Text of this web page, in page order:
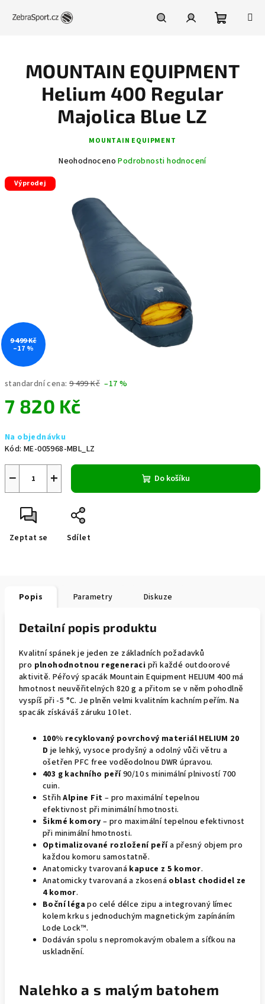
košík
standardní cena: 9 499 Kč –17 %
7 820 Kč
cena:
Na objednávku
Kód: ME-005968-MBL_LZ
+
− Do košíku
Zeptat se Sdílet
MOUNTAIN EQUIPMENT
Helium 400 Regular
Majolica Blue LZ
MOUNTAIN EQUIPMENT
Průměrné
hvězdiček.
Neohodnoceno Podrobnosti hodnocení
Výprodej
9 499 Kč
–17 %
Popis Parametry Diskuze
Detailní popis produktu
Kvalitní spánek je jeden ze základních požadavků
pro plnohodnotnou regeneraci při každé outdoorové
aktivitě. Péřový spacák Mountain Equipment HELIUM 400 má
hmotnost neuvěřitelných 820 g a přitom se v něm pohodlně
vyspíš při -5 °C. Je plněn velmi kvalitním kachním peřím. Na
spacák získáváš záruku 10 let.
100% recyklovaný povrchový materiál HELIUM 20
D je lehký, vysoce prodyšný a odolný vůči větru a
ošetřen PFC free voděodolnou DWR úpravou.
403 g kachního peří90/10 s minimální plnivostí 700
cuin.
StřihAlpine Fit – pro maximální tepelnou
efektivnost při minimální hmotnosti.
Šikmé komory – pro maximální tepelnou efektivnost
při minimální hmotnosti.
Optimalizované rozložení peřía přesný objem pro
každou komoru samostatně.
Anatomicky tvarovaná kapuce z 5 komor.
Anatomicky tvarovaná a zkosená oblast chodidel ze
4 komor.
Boční léga po celé délce zipu a integrovaný límec
kolem krku s jednoduchým magnetickým zapínáním
Lode Lock™.
Dodáván spolu s nepromokavým obalem a síťkou na
uskladnění.
Nalehko a s malým batohem